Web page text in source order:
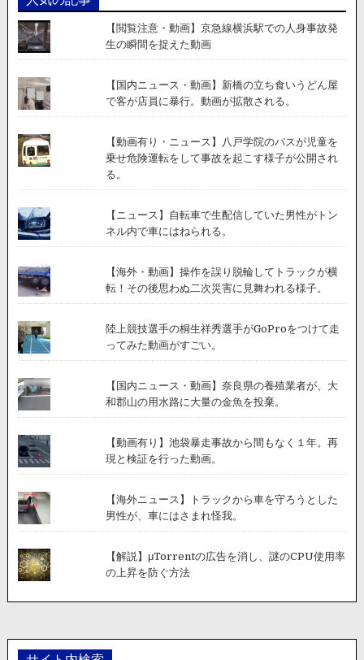
【閲覧注意・動画】京急線横浜駅での人身事故発
生の瞬間を捉えた動画
【国内ニュース・動画】新橋の立ち食いうどん屋
で客が店員に暴行。動画が拡散される。
【動画有り・ニュース】八戸学院のバスが児童を
乗せ危険運転をして事故を起こす様子が公開され
る。
【ニュース】自転車で生配信していた男性がトン
ネル内で車にはねられる。
【海外・動画】操作を誤り脱輪してトラックが横
転！その後思わぬ二次災害に見舞われる様子。
陸上競技選手の桐生祥秀選手がGoProをつけて走
ってみた動画がすごい。
【国内ニュース・動画】奈良県の養殖業者が、大
和郡山の用水路に大量の金魚を投棄。
【動画有り】池袋暴走事故から間もなく１年。再
現と検証を行った動画。
【海外ニュース】トラックから車を守ろうとした
男性が、車にはさまれ怪我。
【解説】μTorrentの広告を消し、謎のCPU使用率
の上昇を防ぐ方法